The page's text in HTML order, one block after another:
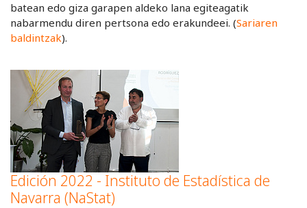
batean edo giza garapen aldeko lana egiteagatik
nabarmendu diren pertsona edo erakundeei. (Sariaren
baldintzak).
Edición 2022 - Instituto de Estadística de
Navarra (NaStat)